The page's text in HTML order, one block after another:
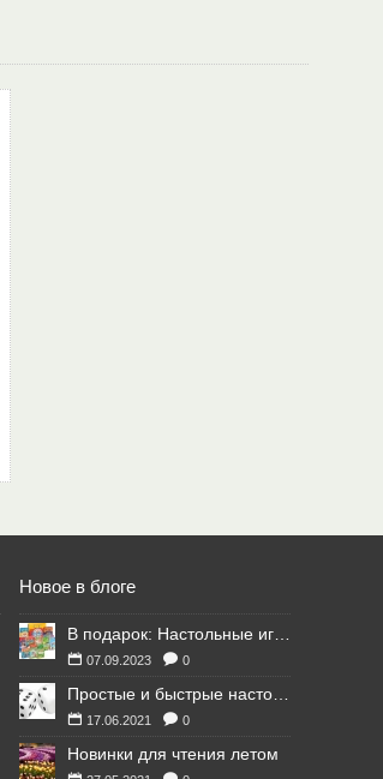
Новое в блоге
В подарок: Настольные игры для Ваших британских друзей
07.09.2023 0
Простые и быстрые настольные игры
17.06.2021 0
Новинки для чтения летом